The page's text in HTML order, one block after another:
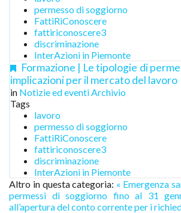
permesso di soggiorno
FattiRiConoscere
fattiriconoscere3
discriminazione
InterAzioni in Piemonte
Formazione | Le tipologie di
implicazioni per il mercato del lavoro
in Notizie ed eventi Archivio
Tags
lavoro
permesso di soggiorno
FattiRiConoscere
fattiriconoscere3
discriminazione
InterAzioni in Piemonte
Altro in questa categoria: « Emergenza
permessi di soggiorno fino al 31
all’apertura del conto corrente per i